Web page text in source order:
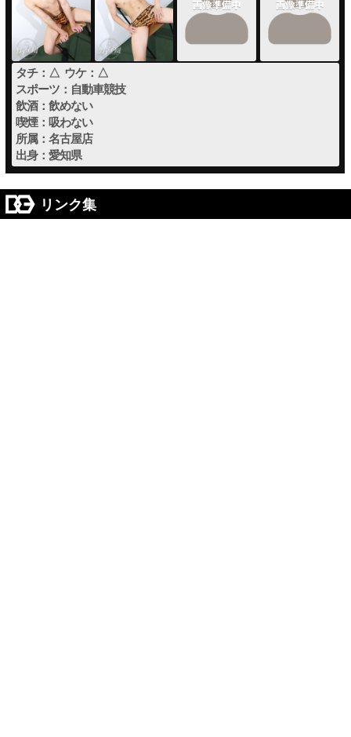
タチ：△ ウケ：△
スポーツ：自動車競技
飲酒：飲めない
喫煙：吸わない
所属：名古屋店
出身：愛知県
リンク集